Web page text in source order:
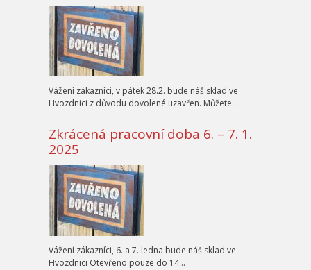
Vážení zákazníci, v pátek 28.2. bude náš sklad ve
Hvozdnici z důvodu dovolené uzavřen. Můžete…
Zkrácená pracovní doba 6. – 7. 1.
2025
Vážení zákazníci, 6. a 7. ledna bude náš sklad ve
Hvozdnici Otevřeno pouze do 14…